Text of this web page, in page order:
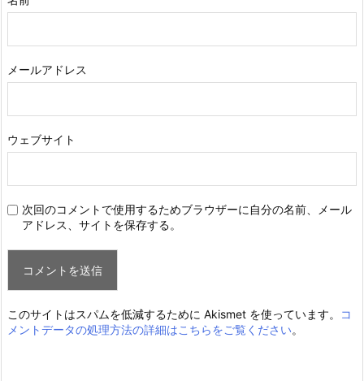
メールアドレス
ウェブサイト
次回のコメントで使用するためブラウザーに自分の名前、メール
アドレス、サイトを保存する。
このサイトはスパムを低減するために Akismet を使っています。
コ
メントデータの処理方法の詳細はこちらをご覧ください。